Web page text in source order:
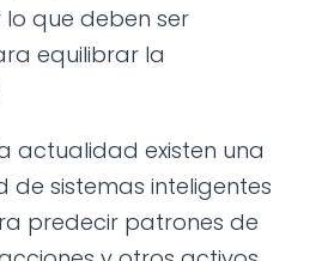
que deben ser
equilibrar la
actualidad existen una
sistemas inteligentes
predecir patrones de